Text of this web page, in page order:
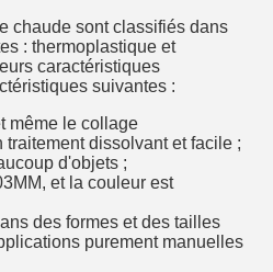
chaude sont classifiés dans
: thermoplastique et
caractéristiques
suivantes :
même le collage
traitement dissolvant et facile ;
d'objets ;
et la couleur est
des formes et des tailles
purement manuelles